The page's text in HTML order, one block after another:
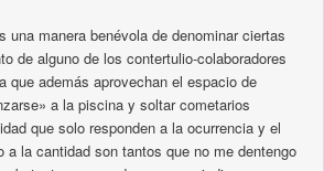
una manera benévola de denominar ciertas
de alguno de los contertulio-colaboradores
que además aprovechan el espacio de
a la piscina y soltar cometarios
que solo responden a la ocurrencia y el
a la cantidad son tantos que no me dentengo